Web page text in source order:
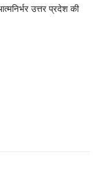
उत्तर प्रदेश की